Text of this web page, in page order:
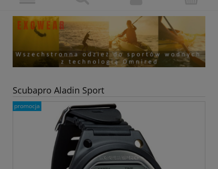
Scubapro Aladin Sport
promocja